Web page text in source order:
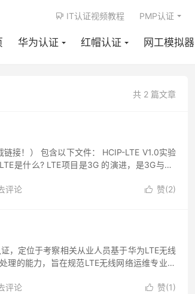
华为认证 红帽认证 网工模拟器
 IT认证视频教程 PMP认证
共 2 篇文章
接！） 包含以下文件： HCIP-LTE V1.0实验
是什么? LTE项目是3G 的演进，是3G与4G
 赞(2)
评论
，定位于考察相关从业人员基于华为LTE无线
理的能力，旨在规范LTE无线网络运维专业人
 赞(1)
评论